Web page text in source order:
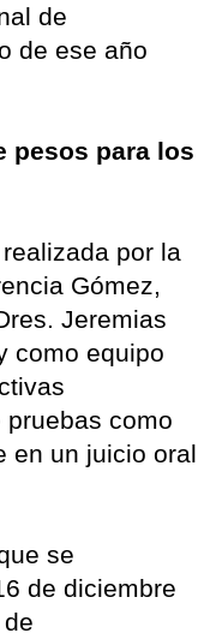
de
de ese año
pesos para los
por la
Gómez,
Jeremias
como equipo
como
en un juicio oral
se
de diciembre